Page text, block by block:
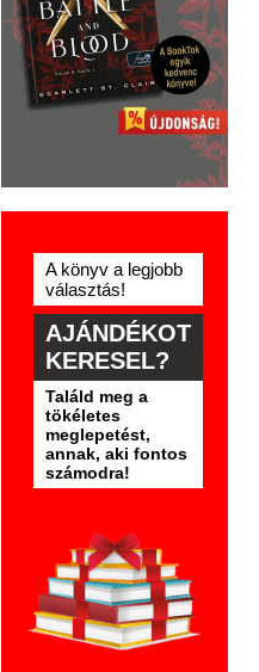
A könyv a legjobb
választás!
AJÁNDÉKOT
KERESEL?
Találd meg a
tökéletes
meglepetést,
annak, aki fontos
számodra!